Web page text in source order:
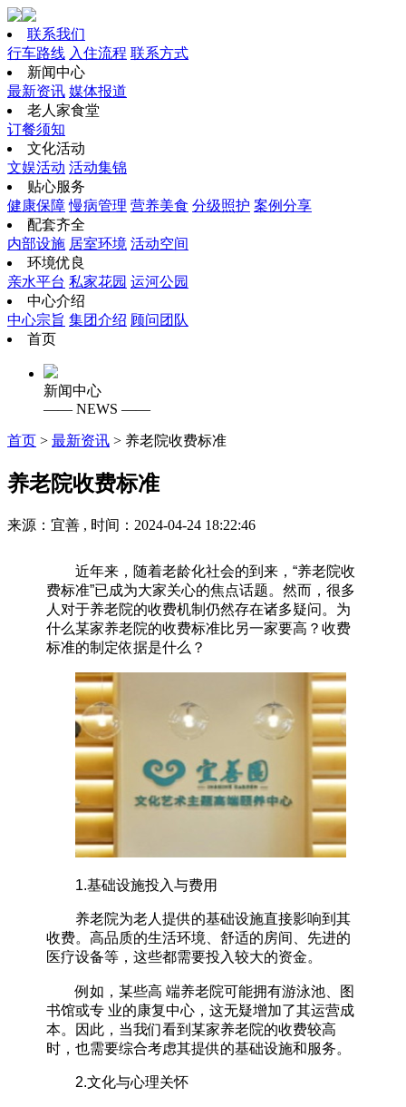
联系我们
行车路线 入住流程 联系方式
新闻中心
最新资讯 媒体报道
老人家食堂
订餐须知
文化活动
文娱活动 活动集锦
贴心服务
健康保障 慢病管理 营养美食 分级照护 案例分享
配套齐全
内部设施 居室环境 活动空间
环境优良
亲水平台 私家花园 运河公园
中心介绍
中心宗旨 集团介绍 顾问团队
首页
新闻中心
—— NEWS ——
首页 > 最新资讯 > 养老院收费标准
养老院收费标准
来源：宜善 , 时间：2024-04-24 18:22:46
​近年来，随着老龄化社会的到来，“养老院收
费标准”已成为大家关心的焦点话题。然而，很多
人对于养老院的收费机制仍然存在诸多疑问。为
什么某家养老院的收费标准比另一家要高？收费
标准的制定依据是什么？
1.基础设施投入与费用
养老院为老人提供的基础设施直接影响到其
收费。高品质的生活环境、舒适的房间、先进的
医疗设备等，这些都需要投入较大的资金。
例如，某些高 端养老院可能拥有游泳池、图
书馆或专 业的康复中心，这无疑增加了其运营成
本。因此，当我们看到某家养老院的收费较高
时，也需要综合考虑其提供的基础设施和服务。
2.文化与心理关怀